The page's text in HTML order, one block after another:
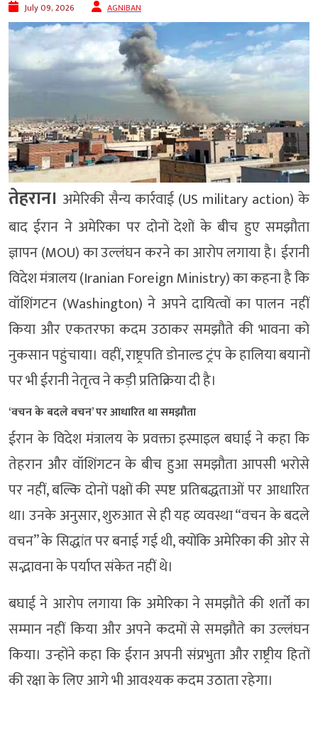
July 09, 2026 AGNIBAN
तेहरान। अमेरिकी सैन्य कार्रवाई (US military action) के
बाद ईरान ने अमेरिका पर दोनों देशों के बीच हुए समझौता
ज्ञापन (MOU) का उल्लंघन करने का आरोप लगाया है। ईरानी
विदेश मंत्रालय (Iranian Foreign Ministry) का कहना है कि
वॉशिंगटन (Washington) ने अपने दायित्वों का पालन नहीं
किया और एकतरफा कदम उठाकर समझौते की भावना को
नुकसान पहुंचाया। वहीं, राष्ट्रपति डोनाल्ड ट्रंप के हालिया बयानों
पर भी ईरानी नेतृत्व ने कड़ी प्रतिक्रिया दी है।
‘वचन के बदले वचन’ पर आधारित था समझौता
ईरान के विदेश मंत्रालय के प्रवक्ता इस्माइल बघाई ने कहा कि
तेहरान और वॉशिंगटन के बीच हुआ समझौता आपसी भरोसे
पर नहीं, बल्कि दोनों पक्षों की स्पष्ट प्रतिबद्धताओं पर आधारित
था। उनके अनुसार, शुरुआत से ही यह व्यवस्था “वचन के बदले
वचन” के सिद्धांत पर बनाई गई थी, क्योंकि अमेरिका की ओर से
सद्भावना के पर्याप्त संकेत नहीं थे।
बघाई ने आरोप लगाया कि अमेरिका ने समझौते की शर्तों का
सम्मान नहीं किया और अपने कदमों से समझौते का उल्लंघन
किया। उन्होंने कहा कि ईरान अपनी संप्रभुता और राष्ट्रीय हितों
की रक्षा के लिए आगे भी आवश्यक कदम उठाता रहेगा।